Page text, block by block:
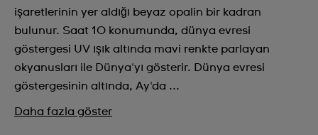
işaretlerinin yer aldığı beyaz opalin bir kadran
bulunur. Saat 10 konumunda, dünya evresi
göstergesi UV ışık altında mavi renkte parlayan
okyanusları ile Dünya'yı gösterir. Dünya evresi
göstergesinin altında, Ay'da ...
Daha fazla göster